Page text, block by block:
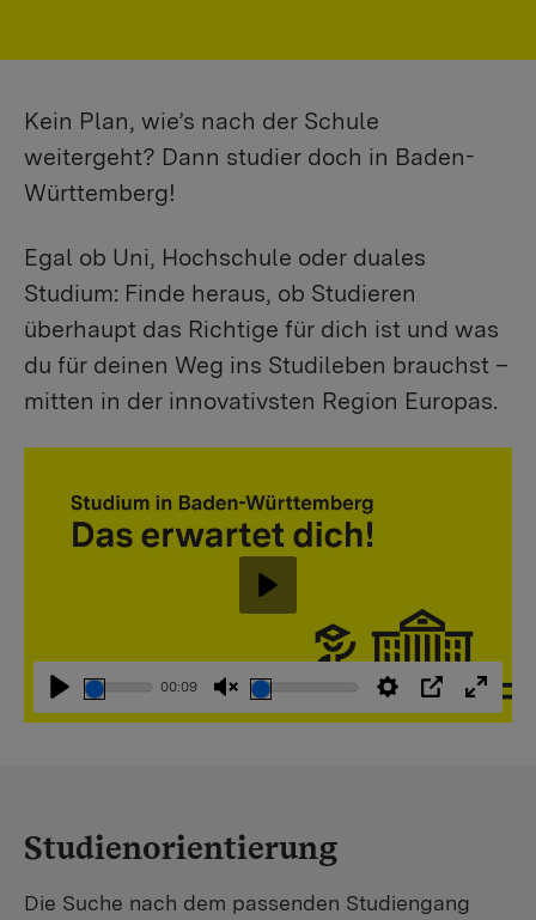
Kein Plan, wie’s nach der Schule
weitergeht? Dann studier doch in Baden-
Württemberg!
Egal ob Uni, Hochschule oder duales
Studium: Finde heraus, ob Studieren
überhaupt das Richtige für dich ist und was
du für deinen Weg ins Studileben brauchst –
mitten in der innovativsten Region Europas.
Abspielen
00:09
StummschaltungEinstellungen
PIP
Abspielen
Studienorientierung
Die Suche nach dem passenden Studiengang